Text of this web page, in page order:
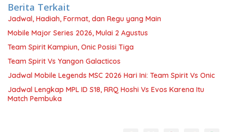
Berita Terkait
Jadwal, Hadiah, Format, dan Regu yang Main
Mobile Major Series 2026, Mulai 2 Agustus
Team Spirit Kampiun, Onic Posisi Tiga
Team Spirit Vs Yangon Galacticos
Jadwal Mobile Legends MSC 2026 Hari Ini: Team Spirit Vs Onic
Jadwal Lengkap MPL ID S18, RRQ Hoshi Vs Evos Karena Itu
Match Pembuka